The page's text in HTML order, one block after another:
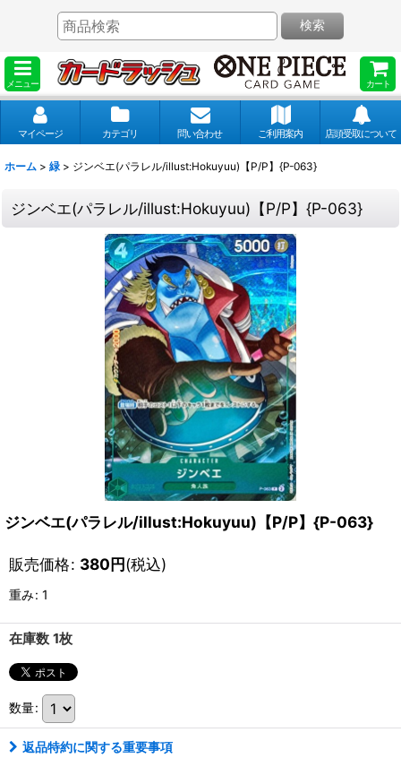
メニュー カート
検索
マイページ カテゴリ 問い合わせ ご利用案内 店頭受取について
ホーム > 緑 > ジンベエ(パラレル/illust:Hokuyuu)【P/P】{P-063}
ジンベエ(パラレル/illust:Hokuyuu)【P/P】{P-063}
ジンベエ(パラレル/illust:Hokuyuu)【P/P】{P-063}
販売価格: 380円(税込)
重み: 1
在庫数 1枚
数量:
返品特約に関する重要事項